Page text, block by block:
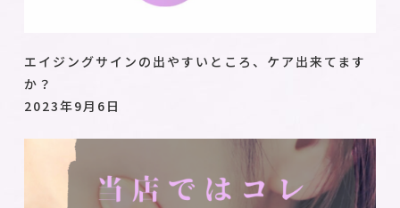
エイジングサインの出やすいところ、ケア出来てます
か？
2023年9月6日